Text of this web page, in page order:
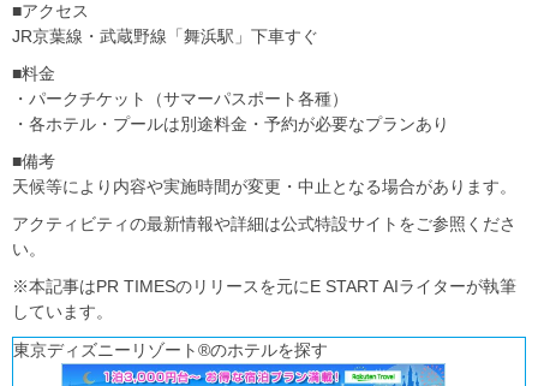
■アクセス
JR京葉線・武蔵野線「舞浜駅」下車すぐ
■料金
・パークチケット（サマーパスポート各種）
・各ホテル・プールは別途料金・予約が必要なプランあり
■備考
天候等により内容や実施時間が変更・中止となる場合があります。
アクティビティの最新情報や詳細は公式特設サイトをご参照くださ
い。
※本記事はPR TIMESのリリースを元にE START AIライターが執筆
しています。
東京ディズニーリゾート®のホテルを探す